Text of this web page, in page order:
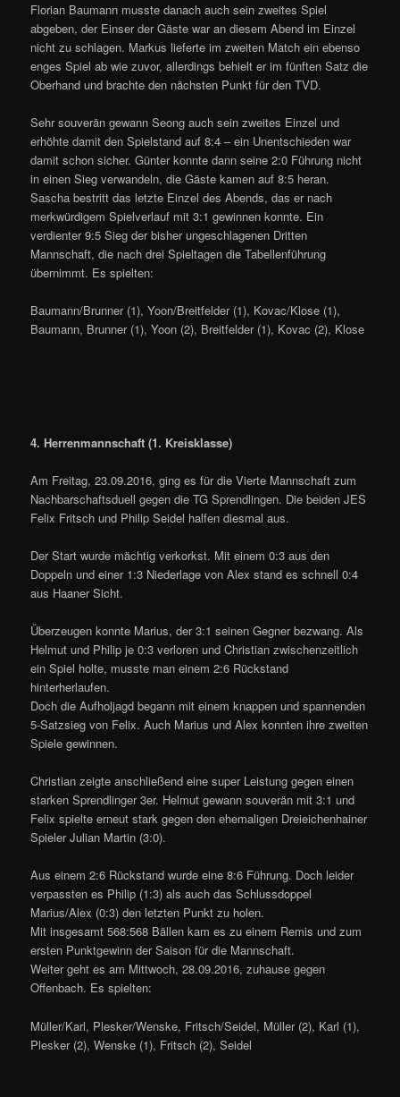
Florian Baumann musste danach auch sein zweites Spiel
abgeben, der Einser der Gäste war an diesem Abend im Einzel
nicht zu schlagen. Markus lieferte im zweiten Match ein ebenso
enges Spiel ab wie zuvor, allerdings behielt er im fünften Satz die
Oberhand und brachte den nächsten Punkt für den TVD.
Sehr souverän gewann Seong auch sein zweites Einzel und
erhöhte damit den Spielstand auf 8:4 – ein Unentschieden war
damit schon sicher. Günter konnte dann seine 2:0 Führung nicht
in einen Sieg verwandeln, die Gäste kamen auf 8:5 heran.
Sascha bestritt das letzte Einzel des Abends, das er nach
merkwürdigem Spielverlauf mit 3:1 gewinnen konnte. Ein
verdienter 9:5 Sieg der bisher ungeschlagenen Dritten
Mannschaft, die nach drei Spieltagen die Tabellenführung
übernimmt. Es spielten:
Baumann/Brunner (1), Yoon/Breitfelder (1), Kovac/Klose (1),
Baumann, Brunner (1), Yoon (2), Breitfelder (1), Kovac (2), Klose
4. Herrenmannschaft (1. Kreisklasse)
Am Freitag, 23.09.2016, ging es für die Vierte Mannschaft zum
Nachbarschaftsduell gegen die TG Sprendlingen. Die beiden JES
Felix Fritsch und Philip Seidel halfen diesmal aus.
Der Start wurde mächtig verkorkst. Mit einem 0:3 aus den
Doppeln und einer 1:3 Niederlage von Alex stand es schnell 0:4
aus Haaner Sicht.
Überzeugen konnte Marius, der 3:1 seinen Gegner bezwang. Als
Helmut und Philip je 0:3 verloren und Christian zwischenzeitlich
ein Spiel holte, musste man einem 2:6 Rückstand
hinterherlaufen.
Doch die Aufholjagd begann mit einem knappen und spannenden
5-Satzsieg von Felix. Auch Marius und Alex konnten ihre zweiten
Spiele gewinnen.
Christian zeigte anschließend eine super Leistung gegen einen
starken Sprendlinger 3er. Helmut gewann souverän mit 3:1 und
Felix spielte erneut stark gegen den ehemaligen Dreieichenhainer
Spieler Julian Martin (3:0).
Aus einem 2:6 Rückstand wurde eine 8:6 Führung. Doch leider
verpassten es Philip (1:3) als auch das Schlussdoppel
Marius/Alex (0:3) den letzten Punkt zu holen.
Mit insgesamt 568:568 Bällen kam es zu einem Remis und zum
ersten Punktgewinn der Saison für die Mannschaft.
Weiter geht es am Mittwoch, 28.09.2016, zuhause gegen
Offenbach. Es spielten:
Müller/Karl, Plesker/Wenske, Fritsch/Seidel, Müller (2), Karl (1),
Plesker (2), Wenske (1), Fritsch (2), Seidel